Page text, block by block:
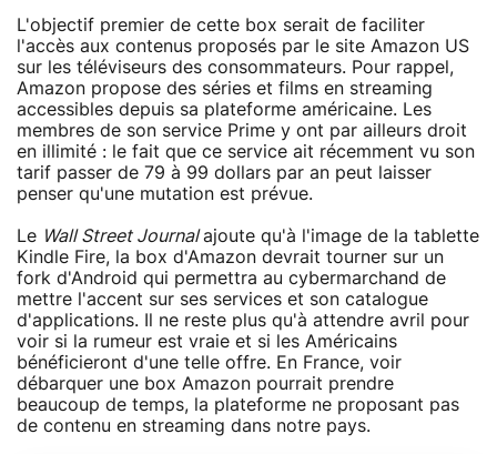
L'objectif premier de cette box serait de faciliter
l'accès aux contenus proposés par le site Amazon US
sur les téléviseurs des consommateurs. Pour rappel,
Amazon propose des séries et films en streaming
accessibles depuis sa plateforme américaine. Les
membres de son service Prime y ont par ailleurs droit
en illimité : le fait que ce service ait récemment vu son
tarif passer de 79 à 99 dollars par an peut laisser
penser qu'une mutation est prévue.
Le Wall Street Journalajoute qu'à l'image de la tablette
Kindle Fire, la box d'Amazon devrait tourner sur un
fork d'Android qui permettra au cybermarchand de
mettre l'accent sur ses services et son catalogue
d'applications. Il ne reste plus qu'à attendre avril pour
voir si la rumeur est vraie et si les Américains
bénéficieront d'une telle offre. En France, voir
débarquer une box Amazon pourrait prendre
beaucoup de temps, la plateforme ne proposant pas
de contenu en streaming dans notre pays.